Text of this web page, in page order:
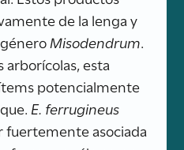
de la lenga y
Misodendrum.
arborícolas, esta
potencialmente
E. ferrugineus
fuertemente asociada